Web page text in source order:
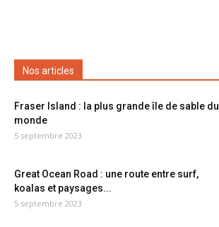
Nos articles
Fraser Island : la plus grande île de sable du
monde
5 septembre 2023
Great Ocean Road : une route entre surf,
koalas et paysages...
5 septembre 2023